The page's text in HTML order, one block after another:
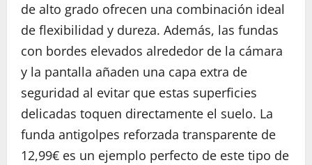
de alto grado ofrecen una combinación ideal
de flexibilidad y dureza. Además, las fundas
con bordes elevados alrededor de la cámara
y la pantalla añaden una capa extra de
seguridad al evitar que estas superficies
delicadas toquen directamente el suelo. La
funda antigolpes reforzada transparente de
12,99€ es un ejemplo perfecto de este tipo de